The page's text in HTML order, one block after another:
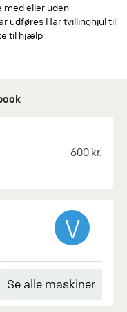
med eller uden
udføres Har tvillinghjul til
til hjælp
600 kr.
V
Se alle maskiner